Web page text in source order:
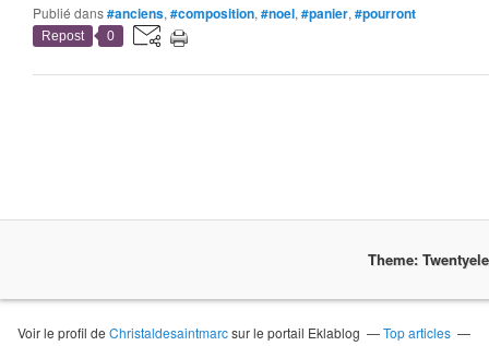
Publié dans#anciens, #composition, #noel, #panier, #pourront
Repost 0
Theme:
Voir le profil deChristaldesaintmarcsur le portail Eklablog
Top articles